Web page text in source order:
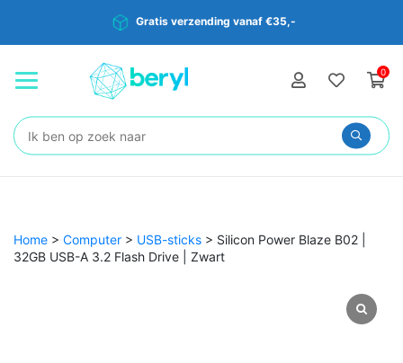
Gratis verzending vanaf €35,-
0
Zoeken:
Home > Computer > USB-sticks > Silicon Power Blaze B02 |
32GB USB-A 3.2 Flash Drive | Zwart